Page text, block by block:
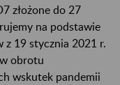
złożone do 27
na podstawie
19 stycznia 2021 r.
obrotu
wskutek pandemii